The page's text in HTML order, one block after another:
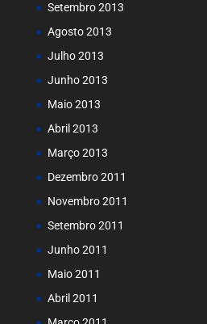
Setembro 2013
Agosto 2013
Julho 2013
Junho 2013
Maio 2013
Abril 2013
Março 2013
Dezembro 2011
Novembro 2011
Setembro 2011
Junho 2011
Maio 2011
Abril 2011